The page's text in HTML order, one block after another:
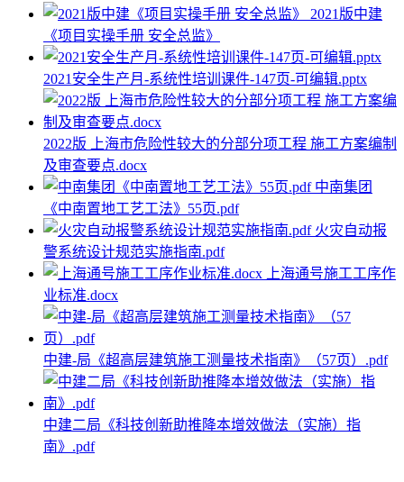
2021版中建
《项目实操手册 安全总监》
2021安全生产月-系统性培训课件-147页-可编辑.pptx
2022版 上海市危险性较大的分部分项工程 施工方案编制
及审查要点.docx
中南集团
《中南置地工艺工法》55页.pdf
火灾自动报
警系统设计规范实施指南.pdf
上海通号施工工序作
业标准.docx
中建-局《超高层建筑施工测量技术指南》（57页）.pdf
中建二局《科技创新助推降本增效做法（实施）指
南》.pdf